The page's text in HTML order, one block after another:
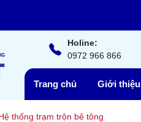
Holine:
0972 966 866
Trang chủ Giới thiệu
thống trạm trộn bê tông